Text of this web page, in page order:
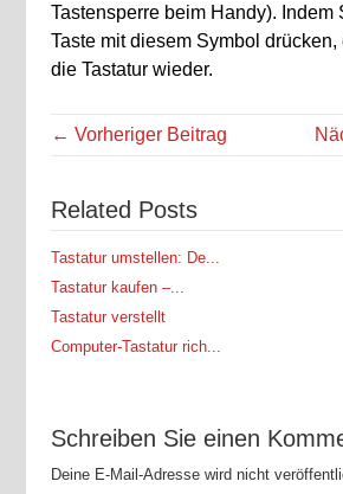
Tastensperre beim Handy). Indem
Taste mit diesem Symbol drücken,
die Tastatur wieder.
← Vorheriger Beitrag
Related Posts
Tastatur umstellen: De...
Tastatur kaufen –...
Tastatur verstellt
Computer-Tastatur rich...
Schreiben Sie einen
Deine E-Mail-Adresse wird nicht